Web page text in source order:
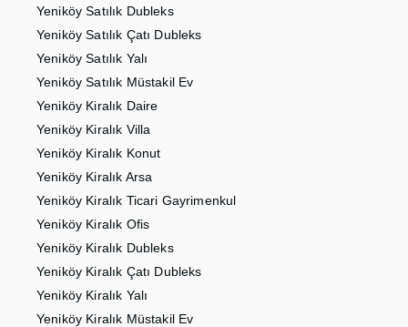
Yeniköy Satılık Dubleks
Yeniköy Satılık Çatı Dubleks
Yeniköy Satılık Yalı
Yeniköy Satılık Müstakil Ev
Yeniköy Kiralık Daire
Yeniköy Kiralık Villa
Yeniköy Kiralık Konut
Yeniköy Kiralık Arsa
Yeniköy Kiralık Ticari Gayrimenkul
Yeniköy Kiralık Ofis
Yeniköy Kiralık Dubleks
Yeniköy Kiralık Çatı Dubleks
Yeniköy Kiralık Yalı
Yeniköy Kiralık Müstakil Ev